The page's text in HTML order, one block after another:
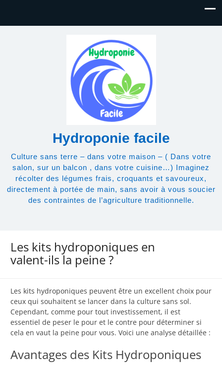
Hydroponie facile
Culture sans terre – dans votre maison – ( Dans votre
salon, sur un balcon , dans votre cuisine…) Imaginez
récolter des légumes frais, croquants et savoureux,
directement à portée de main, sans avoir à vous soucier
des contraintes de l’agriculture traditionnelle.
Les kits hydroponiques en
valent-ils la peine ?
Les kits hydroponiques peuvent être un excellent choix pour
ceux qui souhaitent se lancer dans la culture sans sol.
Cependant, comme pour tout investissement, il est
essentiel de peser le pour et le contre pour déterminer si
cela en vaut la peine pour vous. Voici une analyse détaillée :
Avantages des Kits Hydroponiques